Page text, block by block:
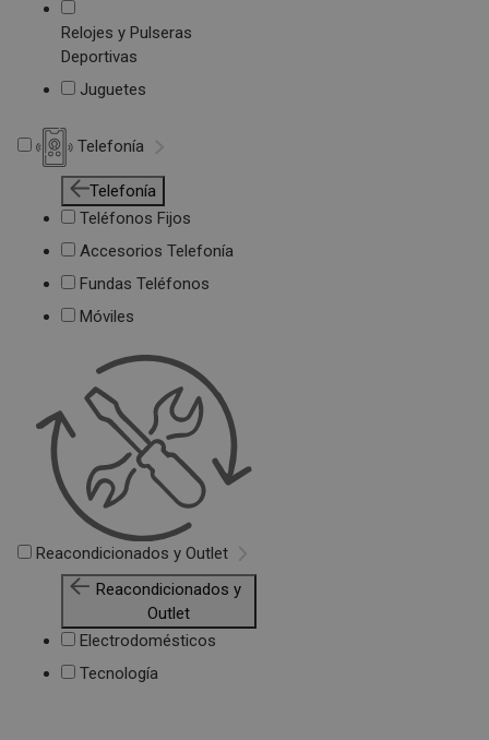
Relojes y Pulseras
Deportivas
Juguetes
Telefonía
Telefonía
Teléfonos Fijos
Accesorios Telefonía
Fundas Teléfonos
Móviles
Reacondicionados y Outlet
Reacondicionados y
Outlet
Electrodomésticos
Tecnología